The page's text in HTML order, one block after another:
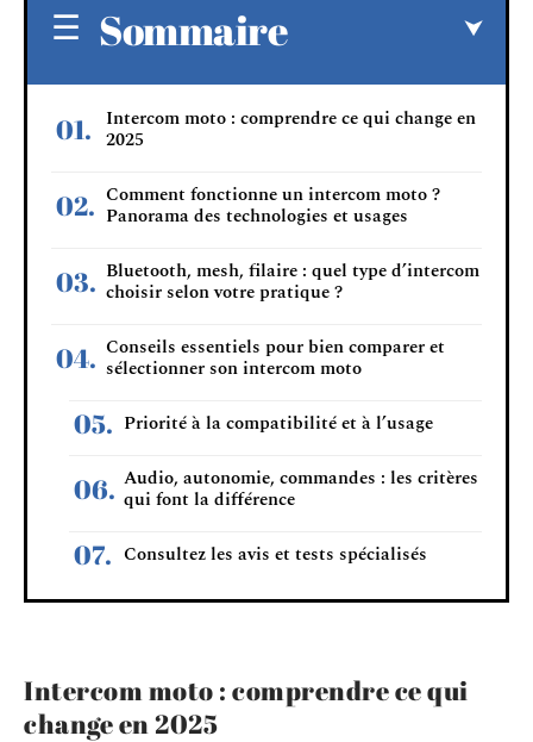
Sommaire
Intercom moto : comprendre ce qui change en
2025
Comment fonctionne un intercom moto ?
Panorama des technologies et usages
Bluetooth, mesh, filaire : quel type d’intercom
choisir selon votre pratique ?
Conseils essentiels pour bien comparer et
sélectionner son intercom moto
Priorité à la compatibilité et à l’usage
Audio, autonomie, commandes : les critères
qui font la différence
Consultez les avis et tests spécialisés
Intercom moto : comprendre ce qui
change en 2025